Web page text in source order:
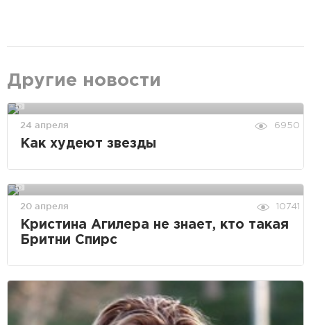
Другие новости
24 апреля 6950
Как худеют звезды
20 апреля 10741
Кристина Агилера не знает, кто такая
Бритни Спирс